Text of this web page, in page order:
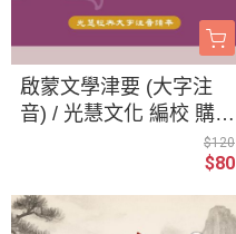
啟蒙文學津要 (大字注
音) / 光慧文化 編校 購1
0本以上請洽官方Line$120
$80